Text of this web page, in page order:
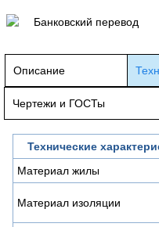
Банковский перевод
Описание
Чертежи и ГОСТы
Технические
Материал жилы
Материал изоляции